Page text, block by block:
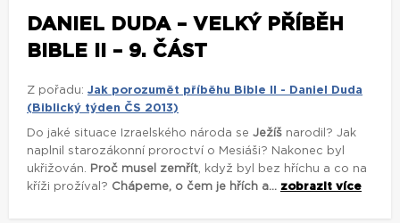
DANIEL DUDA – VELKÝ PŘÍBĚH
BIBLE II – 9. ČÁST
Z pořadu: Jak porozumět příběhu Bible II - Daniel Duda
(Biblický týden ČS 2013)
Do jaké situace Izraelského národa se Ježíš narodil? Jak
naplnil starozákonní proroctví o Mesiáši? Nakonec byl
ukřižován. Proč musel zemřít, když byl bez hříchu a co na
kříži prožíval? Chápeme, o čem je hřích a... zobrazit více